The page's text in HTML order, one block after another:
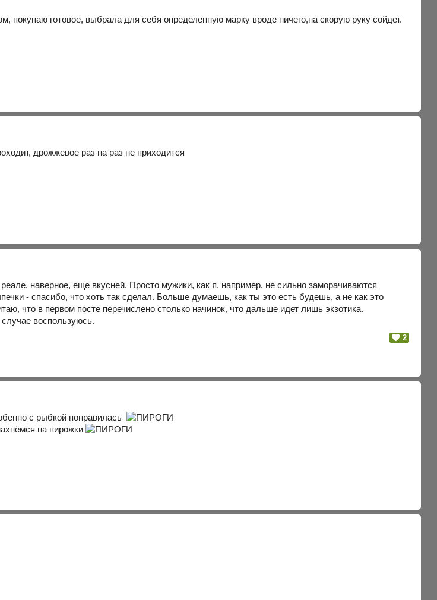
покупаю готовое, выбрала для себя определенную марку вроде ничего,на скорую руку сойдет.
дрожжевое раз на раз не приходится
наверное, еще вкусней. Просто мужики, как я, например, не сильно заморачиваются
- спасибо, что хоть так сделал. Больше думаешь, как ты это есть будешь, а не как это
что в первом посте перечислено столько начинок, что дальше идет лишь экзотика.
воспользуюсь.
2
с рыбкой понравилась
на пирожки